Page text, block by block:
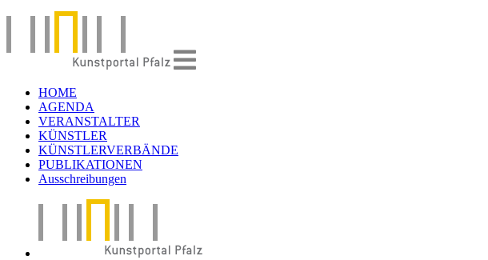
HOME
AGENDA
VERANSTALTER
KÜNSTLER
KÜNSTLERVERBÄNDE
PUBLIKATIONEN
Ausschreibungen